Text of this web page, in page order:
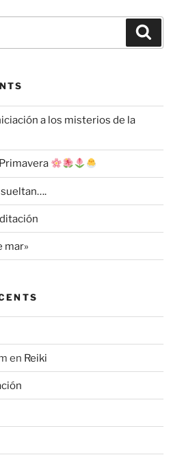
a los misterios de la
sueltan….
mar»
en Reiki